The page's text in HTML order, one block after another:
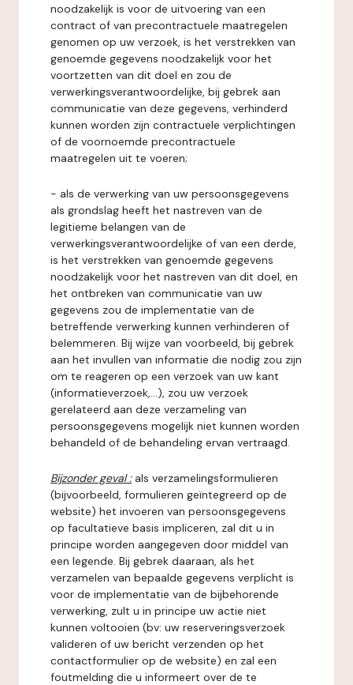
noodzakelijk is voor de uitvoering van een
contract of van precontractuele maatregelen
genomen op uw verzoek, is het verstrekken van
genoemde gegevens noodzakelijk voor het
voortzetten van dit doel en zou de
verwerkingsverantwoordelijke, bij gebrek aan
communicatie van deze gegevens, verhinderd
kunnen worden zijn contractuele verplichtingen
of de voornoemde precontractuele
maatregelen uit te voeren;
- als de verwerking van uw persoonsgegevens
als grondslag heeft het nastreven van de
legitieme belangen van de
verwerkingsverantwoordelijke of van een derde,
is het verstrekken van genoemde gegevens
noodzakelijk voor het nastreven van dit doel, en
het ontbreken van communicatie van uw
gegevens zou de implementatie van de
betreffende verwerking kunnen verhinderen of
belemmeren. Bij wijze van voorbeeld, bij gebrek
aan het invullen van informatie die nodig zou zijn
om te reageren op een verzoek van uw kant
(informatieverzoek,...), zou uw verzoek
gerelateerd aan deze verzameling van
persoonsgegevens mogelijk niet kunnen worden
behandeld of de behandeling ervan vertraagd.
Bijzonder geval : als verzamelingsformulieren
(bijvoorbeeld, formulieren geïntegreerd op de
website) het invoeren van persoonsgegevens
op facultatieve basis impliceren, zal dit u in
principe worden aangegeven door middel van
een legende. Bij gebrek daaraan, als het
verzamelen van bepaalde gegevens verplicht is
voor de implementatie van de bijbehorende
verwerking, zult u in principe uw actie niet
kunnen voltooien (bv: uw reserveringsverzoek
valideren of uw bericht verzenden op het
contactformulier op de website) en zal een
foutmelding die u informeert over de te